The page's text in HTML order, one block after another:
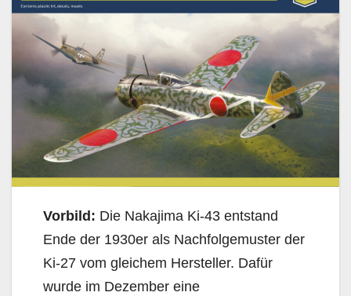
Vorbild: Die Nakajima Ki-43 entstand
Ende der 1930er als Nachfolgemuster der
Ki-27 vom gleichem Hersteller. Dafür
wurde im Dezember eine